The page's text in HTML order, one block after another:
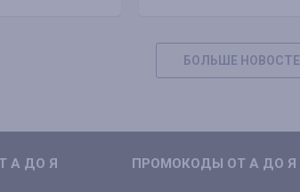
БОЛЬШЕ
А ДО Я ПРОМОКОДЫ ОТ А ДО Я